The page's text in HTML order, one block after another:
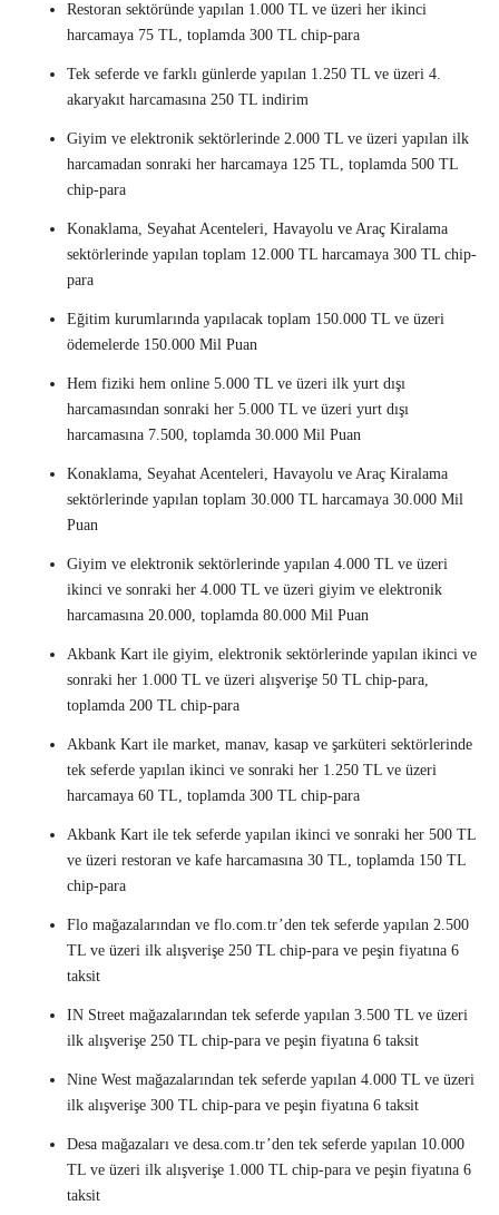
Restoran sektöründe yapılan 1.000 TL ve üzeri her ikinci
harcamaya 75 TL, toplamda 300 TL chip-para
Tek seferde ve farklı günlerde yapılan 1.250 TL ve üzeri 4.
akaryakıt harcamasına 250 TL indirim
Giyim ve elektronik sektörlerinde 2.000 TL ve üzeri yapılan ilk
harcamadan sonraki her harcamaya 125 TL, toplamda 500 TL
chip-para
Konaklama, Seyahat Acenteleri, Havayolu ve Araç Kiralama
sektörlerinde yapılan toplam 12.000 TL harcamaya 300 TL chip-
para
Eğitim kurumlarında yapılacak toplam 150.000 TL ve üzeri
ödemelerde 150.000 Mil Puan
Hem fiziki hem online 5.000 TL ve üzeri ilk yurt dışı
harcamasından sonraki her 5.000 TL ve üzeri yurt dışı
harcamasına 7.500, toplamda 30.000 Mil Puan
Konaklama, Seyahat Acenteleri, Havayolu ve Araç Kiralama
sektörlerinde yapılan toplam 30.000 TL harcamaya 30.000 Mil
Puan
Giyim ve elektronik sektörlerinde yapılan 4.000 TL ve üzeri
ikinci ve sonraki her 4.000 TL ve üzeri giyim ve elektronik
harcamasına 20.000, toplamda 80.000 Mil Puan
Akbank Kart ile giyim, elektronik sektörlerinde yapılan ikinci ve
sonraki her 1.000 TL ve üzeri alışverişe 50 TL chip-para,
toplamda 200 TL chip-para
Akbank Kart ile market, manav, kasap ve şarküteri sektörlerinde
tek seferde yapılan ikinci ve sonraki her 1.250 TL ve üzeri
harcamaya 60 TL, toplamda 300 TL chip-para
Akbank Kart ile tek seferde yapılan ikinci ve sonraki her 500 TL
ve üzeri restoran ve kafe harcamasına 30 TL, toplamda 150 TL
chip-para
Flo mağazalarından ve flo.com.tr’den tek seferde yapılan 2.500
TL ve üzeri ilk alışverişe 250 TL chip-para ve peşin fiyatına 6
taksit
IN Street mağazalarından tek seferde yapılan 3.500 TL ve üzeri
ilk alışverişe 250 TL chip-para ve peşin fiyatına 6 taksit
Nine West mağazalarından tek seferde yapılan 4.000 TL ve üzeri
ilk alışverişe 300 TL chip-para ve peşin fiyatına 6 taksit
Desa mağazaları ve desa.com.tr’den tek seferde yapılan 10.000
TL ve üzeri ilk alışverişe 1.000 TL chip-para ve peşin fiyatına 6
taksit